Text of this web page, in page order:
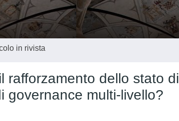
in rivista
rafforzamento dello stato di
governance multi-livello?